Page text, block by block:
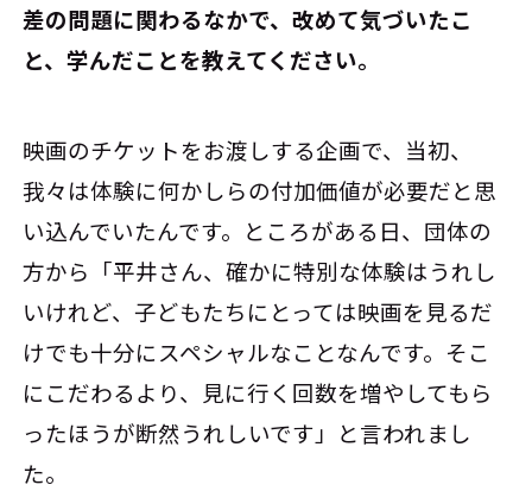
差の問題に関わるなかで、改めて気づいたこ
と、学んだことを教えてください。
映画のチケットをお渡しする企画で、当初、
我々は体験に何かしらの付加価値が必要だと思
い込んでいたんです。ところがある日、団体の
方から「平井さん、確かに特別な体験はうれし
いけれど、子どもたちにとっては映画を見るだ
けでも十分にスペシャルなことなんです。そこ
にこだわるより、見に行く回数を増やしてもら
ったほうが断然うれしいです」と言われまし
た。